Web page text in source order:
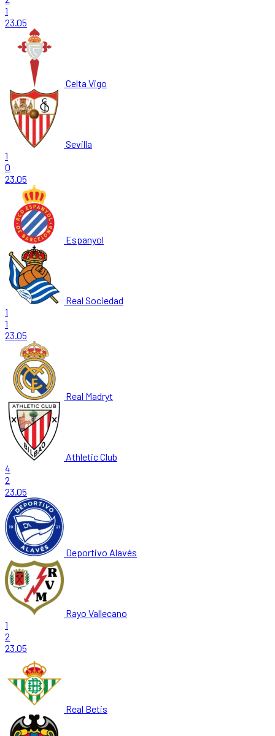
1
23.05
Celta Vigo
Sevilla
1
0
23.05
Espanyol
Real Sociedad
1
1
23.05
Real Madryt
Athletic Club
4
2
23.05
Deportivo Alavés
Rayo Vallecano
1
2
23.05
Real Betis